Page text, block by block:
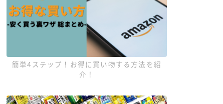
簡単4ステップ！お得に買い物する方法を紹
介！